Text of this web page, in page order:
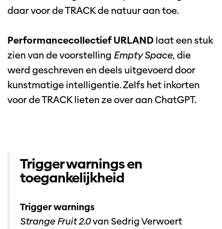
daar voor de TRACK de natuur aan toe.
Performancecollectief URLAND laat een stuk
zien van de voorstelling Empty Space, die
werd geschreven en deels uitgevoerd door
kunstmatige intelligentie. Zelfs het inkorten
voor de TRACK lieten ze over aan ChatGPT.
Trigger warnings en
toegankelijkheid
Trigger warnings
Strange Fruit 2.0van Sedrig Verwoert